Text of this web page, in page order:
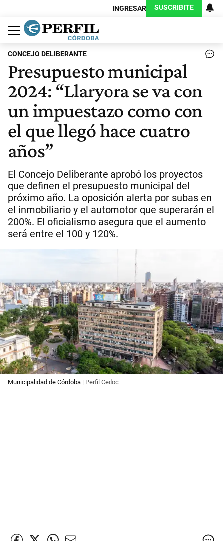
INGRESAR SUSCRIBITE
Política
Economía
Judiciales
Sociedad
Cultura
Espectáculos
Deportes
Protagonistas
CONCEJO DELIBERANTE
Presupuesto municipal
2024: “Llaryora se va con
un impuestazo como con
el que llegó hace cuatro
años”
El Concejo Deliberante aprobó los proyectos
que definen el presupuesto municipal del
próximo año. La oposición alerta por subas en
el inmobiliario y el automotor que superarán el
200%. El oficialismo asegura que el aumento
será entre el 100 y 120%.
Municipalidad de Córdoba | Perfil Cedoc